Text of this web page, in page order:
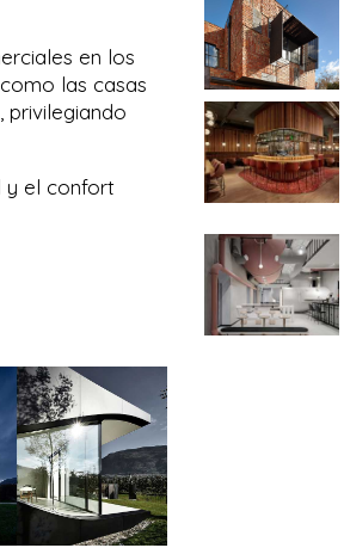
en los
las casas
privilegiando
y el confort